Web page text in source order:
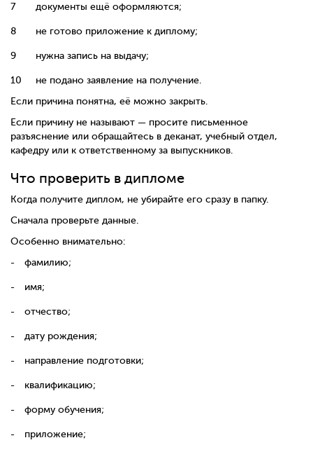
документы ещё оформляются;
не готово приложение к диплому;
нужна запись на выдачу;
не подано заявление на получение.
Если причина понятна, её можно закрыть.
Если причину не называют — просите письменное
разъяснение или обращайтесь в деканат, учебный отдел,
кафедру или к ответственному за выпускников.
Что проверить в дипломе
Когда получите диплом, не убирайте его сразу в папку.
Сначала проверьте данные.
Особенно внимательно:
фамилию;
имя;
отчество;
дату рождения;
направление подготовки;
квалификацию;
форму обучения;
приложение;